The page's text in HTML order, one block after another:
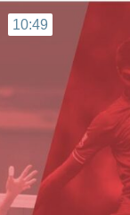
10:49